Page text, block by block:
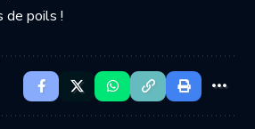
de poils !